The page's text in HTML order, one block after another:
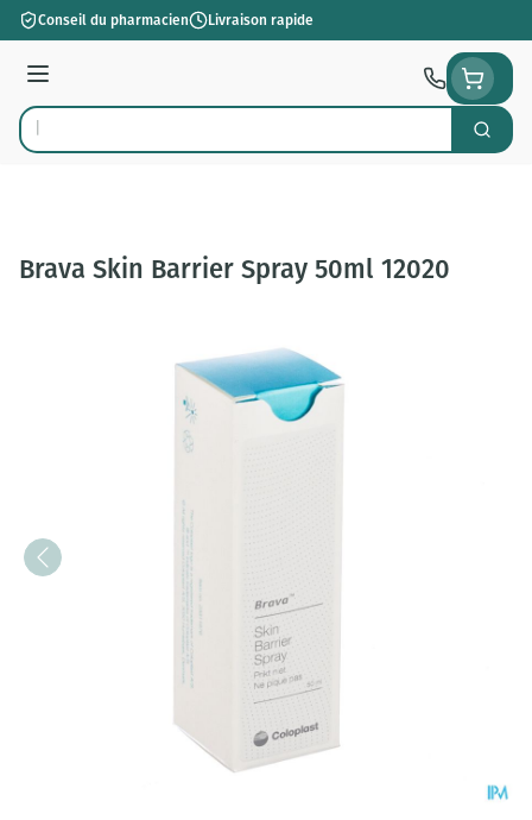
Aller au contenu
Conseil du pharmacien Livraison rapide
Menu
Rechercher
Brava Skin Barrier Spray 50ml 12020